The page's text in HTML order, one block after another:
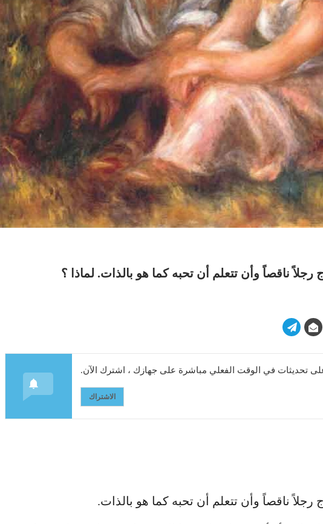
رجلاً ناقصاً وأن تتعلم أن تحبه كما هو بالذات. لماذا ؟
تحديثات في الوقت الفعلي مباشرة على جهازك ، اشترك الآن.
الاشتراك
رجلاً ناقصاً وأن تتعلم أن تحبه كما هو بالذات.